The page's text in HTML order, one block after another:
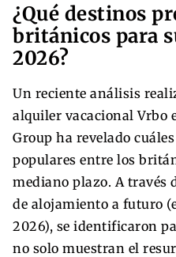
¿Qué destinos
británicos para
2026?
Un reciente análisis
alquiler vacacional Vrbo
Group ha revelado
populares entre los
mediano plazo. A través
de alojamiento a futuro
2026), se identificaron
no solo muestran el